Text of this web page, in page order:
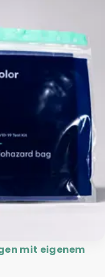
mit eigenem